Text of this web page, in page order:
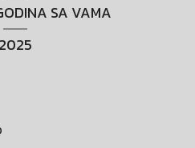
SA VAMA
2025